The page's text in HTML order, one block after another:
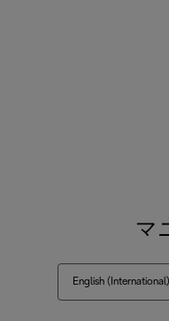
マ
English (International)